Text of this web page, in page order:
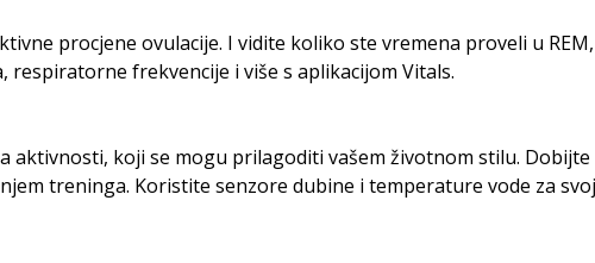
procjene ovulacije. I vidite koliko ste vremena proveli u
frekvencije i više s aplikacijom Vitals.
aktivnosti, koji se mogu prilagoditi vašem životnom stilu.
treninga. Koristite senzore dubine i temperature vode za